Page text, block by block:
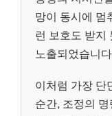
망이 동시에 멈
런 보호도 받지
노출되었습니
이처럼 가장 단
순간, 조정의